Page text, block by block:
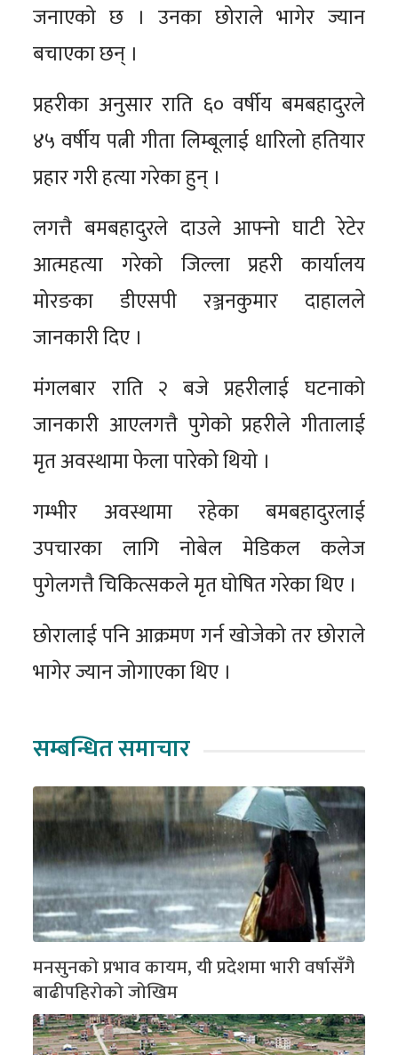
जनाएको छ । उनका छोराले भागेर ज्यान
बचाएका छन् ।
प्रहरीका अनुसार राति ६० वर्षीय बमबहादुरले
४५ वर्षीय पत्नी गीता लिम्बूलाई धारिलो हतियार
प्रहार गरी हत्या गरेका हुन् ।
लगत्तै बमबहादुरले दाउले आफ्नो घाटी रेटेर
आत्महत्या गरेको जिल्ला प्रहरी कार्यालय
मोरङका डीएसपी रञ्जनकुमार दाहालले
जानकारी दिए ।
मंगलबार राति २ बजे प्रहरीलाई घटनाको
जानकारी आएलगत्तै पुगेको प्रहरीले गीतालाई
मृत अवस्थामा फेला पारेको थियो ।
गम्भीर अवस्थामा रहेका बमबहादुरलाई
उपचारका लागि नोबेल मेडिकल कलेज
पुगेलगत्तै चिकित्सकले मृत घोषित गरेका थिए ।
छोरालाई पनि आक्रमण गर्न खोजेको तर छोराले
भागेर ज्यान जोगाएका थिए ।
सम्बन्धित समाचार
मनसुनको प्रभाव कायम, यी प्रदेशमा भारी वर्षासँगै
बाढीपहिरोको जोखिम